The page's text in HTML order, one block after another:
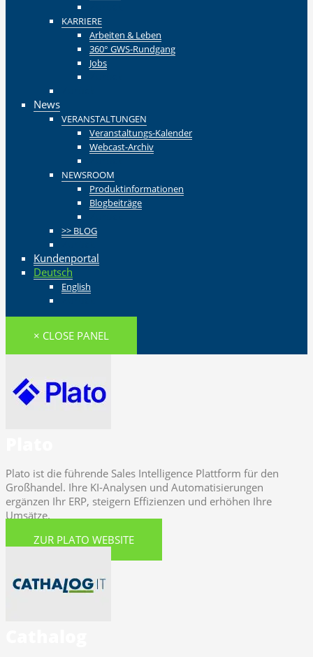
KARRIERE
Arbeiten & Leben
360° GWS-Rundgang
Jobs
News
VERANSTALTUNGEN
Veranstaltungs-Kalender
Webcast-Archiv
NEWSROOM
Produktinformationen
Blogbeiträge
>> BLOG
Kundenportal
Deutsch
English
× CLOSE PANEL
Plato ist die führende Sales Intelligence Plattform für den
Großhandel. Ihre KI-Analysen und Automatisierungen
ergänzen Ihr ERP, steigern Effizienzen und erhöhen Ihre
Umsätze.
ZUR PLATO WEBSITE